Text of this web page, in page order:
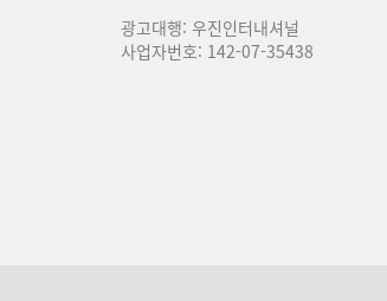
광고대행: 우진인터내셔널
사업자번호: 142-07-35438